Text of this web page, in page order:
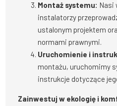
Montaż systemu: Nasi
instalatorzy
ustalonym projektem
normami prawnymi.
Uruchomienie i
montażu, uruchomimy
instrukcje dotyczące
Zainwestuj w ekologię i